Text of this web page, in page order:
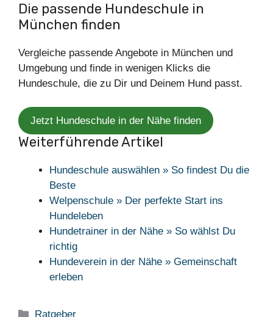
Die passende Hundeschule in
München finden
Vergleiche passende Angebote in München und
Umgebung und finde in wenigen Klicks die
Hundeschule, die zu Dir und Deinem Hund passt.
Jetzt Hundeschule in der Nähe finden
Weiterführende Artikel
Hundeschule auswählen » So findest Du die
Beste
Welpenschule » Der perfekte Start ins
Hundeleben
Hundetrainer in der Nähe » So wählst Du
richtig
Hundeverein in der Nähe » Gemeinschaft
erleben
Kategorien
Ratgeber